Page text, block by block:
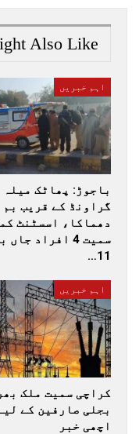
Also Like
اہم خبریں
باجوڑ: پھاٹک میلہ
گراونڈ کے قریب بم
دھماکا، اسسٹنٹ
سمیت 4 افراد
11…
اہم خبریں
کراچی سمیت ملک
بجلی صارفین کے
اچھی خبر